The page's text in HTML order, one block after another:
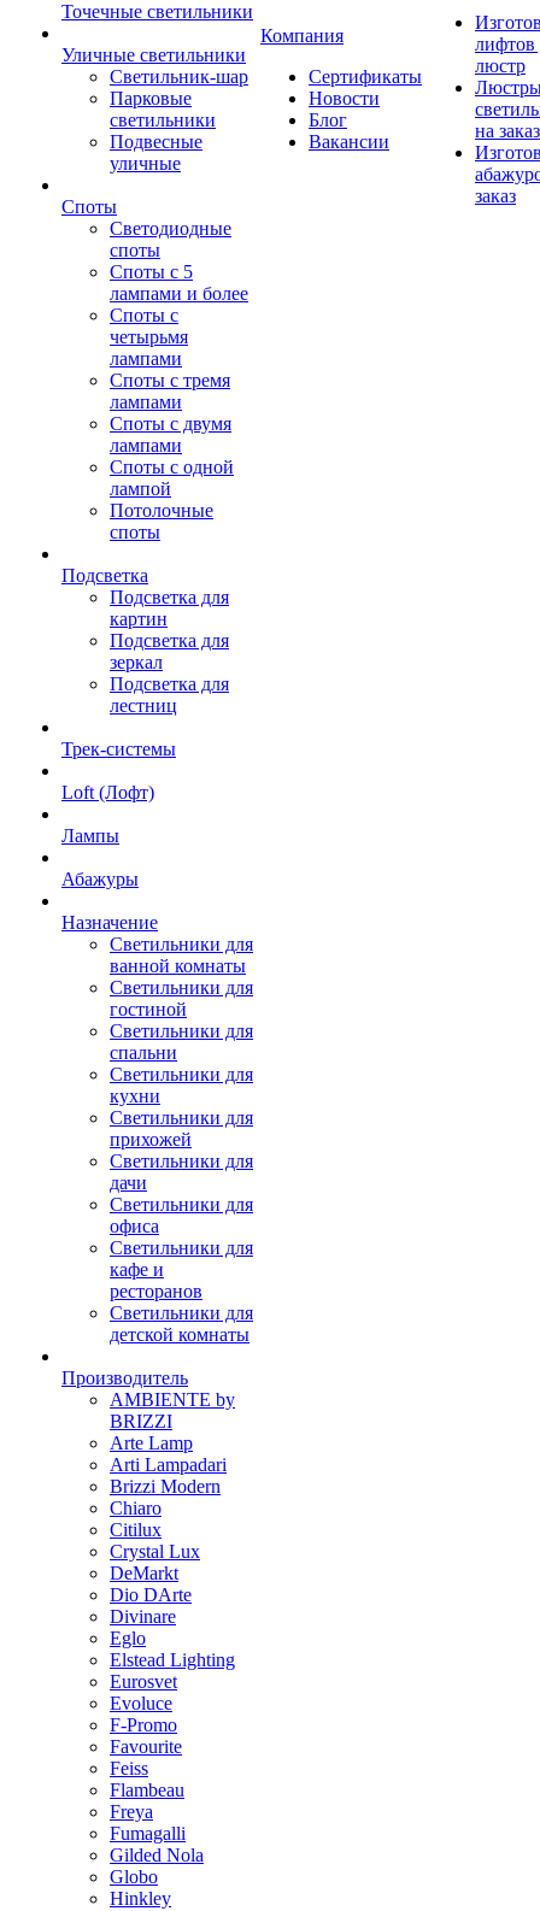
Точечные светильники
Уличные светильники
Светильник-шар
Парковые
светильники
Подвесные
уличные
Споты
Светодиодные
споты
Споты с 5
лампами и более
Споты с
четырьмя
лампами
Споты с тремя
лампами
Споты с двумя
лампами
Споты с одной
лампой
Потолочные
споты
Подсветка
Подсветка для
картин
Подсветка для
зеркал
Подсветка для
лестниц
Трек-системы
Loft (Лофт)
Лампы
Абажуры
Назначение
Светильники для
ванной комнаты
Светильники для
гостиной
Светильники для
спальни
Светильники для
кухни
Светильники для
прихожей
Светильники для
дачи
Светильники для
офиса
Светильники для
кафе и
ресторанов
Светильники для
детской комнаты
Производитель
AMBIENTE by
BRIZZI
Arte Lamp
Arti Lampadari
Brizzi Modern
Chiaro
Citilux
Crystal Lux
DeMarkt
Dio DArte
Divinare
Eglo
Elstead Lighting
Eurosvet
Evoluce
F-Promo
Favourite
Feiss
Flambeau
Freya
Fumagalli
Gilded Nola
Globo
Hinkley
Компания
Сертификаты
Новости
Блог
Вакансии
лифтов
люстр
на заказ
заказ